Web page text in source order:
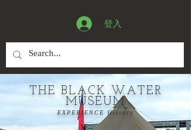
登入
THE BLACK WATER
MUSEUM
EXPERIENCE History